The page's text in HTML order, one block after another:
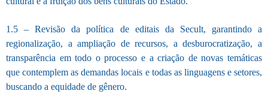
1.5 – Revisão da política de editais da Secult, garantindo a
regionalização, a ampliação de recursos, a desburocratização, a
transparência em todo o processo e a criação de novas temáticas
que contemplem as demandas locais e todas as linguagens e setores,
buscando a equidade de gênero.